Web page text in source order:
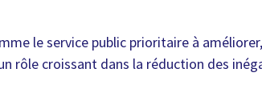
le service public prioritaire à
rôle croissant dans la réduction des